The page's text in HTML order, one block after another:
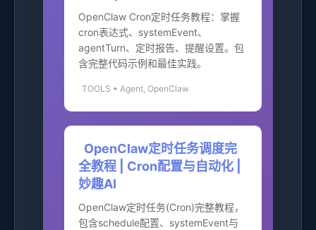
OpenClaw Cron定时任务教程：掌握
cron表达式、systemEvent、
agentTurn、定时报告、提醒设置。包
含完整代码示例和最佳实践。
TOOLS • Agent, OpenClaw
OpenClaw定时任务调度完
全教程 | Cron配置与自动化 |
妙趣AI
OpenClaw定时任务(Cron)完整教程，
包含schedule配置、systemEvent与